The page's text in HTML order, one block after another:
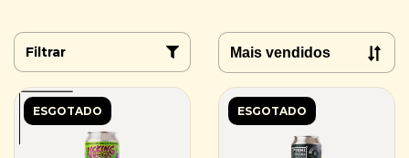
Filtrar
ESGOTADO ESGOTADO